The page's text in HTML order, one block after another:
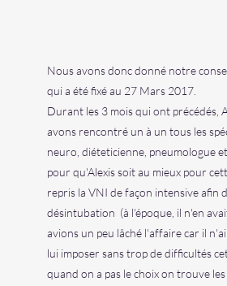
Nous avons donc donné notre
qui a été fixé au 27 Mars 2017.
Durant les 3 mois qui ont précédés,
avons rencontré un à un tous les
neuro, diéteticienne, pneumologue
pour qu'Alexis soit au mieux pour
repris la VNI de façon intensive afin
désintubation (à l'époque, il n'en
avions un peu lâché l'affaire car il
lui imposer sans trop de difficultés
quand on a pas le choix on trouve